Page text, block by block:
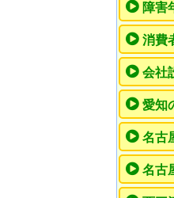
障害
消費
会社
愛知
名古
名古